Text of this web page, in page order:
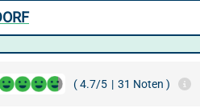
( 4.7/5 | 31 Noten )